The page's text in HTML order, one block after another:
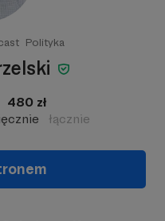
Polityka
480 zł
łącznie